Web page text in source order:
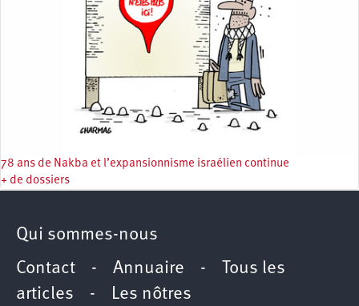
78 ans de Nakba et l’expansionnisme israélien continue
+ de dossiers
Qui sommes-nous
Contact - Annuaire -
Tous les
articles - Les nôtres